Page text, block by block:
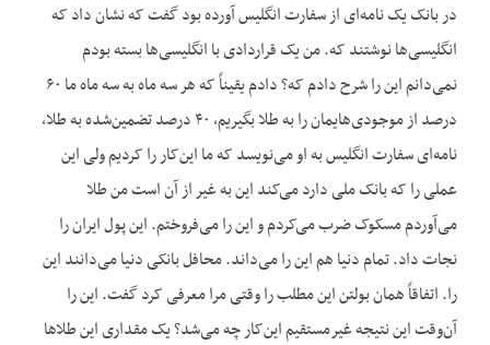
در بانک یک نامه‌ای از سفارت انگلیس آورده بود گفت که نشان داد که
انگلیسی‌ها نوشتند که. من یک قراردادی با انگلیسی‌ها بسته بودم
نمی‌دانم این را شرح دادم که؟ دادم یقیناً که هر سه ماه به سه ماه ما ۶۰
درصد از موجودی‌هایمان را به طلا بگیریم، ۴۰ درصد تضمین‌شده به طلا،
نامه‌ای سفارت انگلیس به او می‌نویسد که ما این‌کار را کردیم ولی این
عملی را که بانک ملی دارد می‌کند این به غیر از آن است من طلا
می‌آوردم مسکوک ضرب می‌کردم و این را می‌فروختم. این پول ایران را
نجات داد. تمام دنیا هم این را می‌داند. محافل بانکی دنیا می‌دانند این
را. اتفاقاً همان بولتن این مطلب را وقتی مرا معرفی کرد گفت. این را
آن‌وقت این نتیجه غیرمستقیم این‌کار چه می‌شد؟ یک مقداری این طلاها